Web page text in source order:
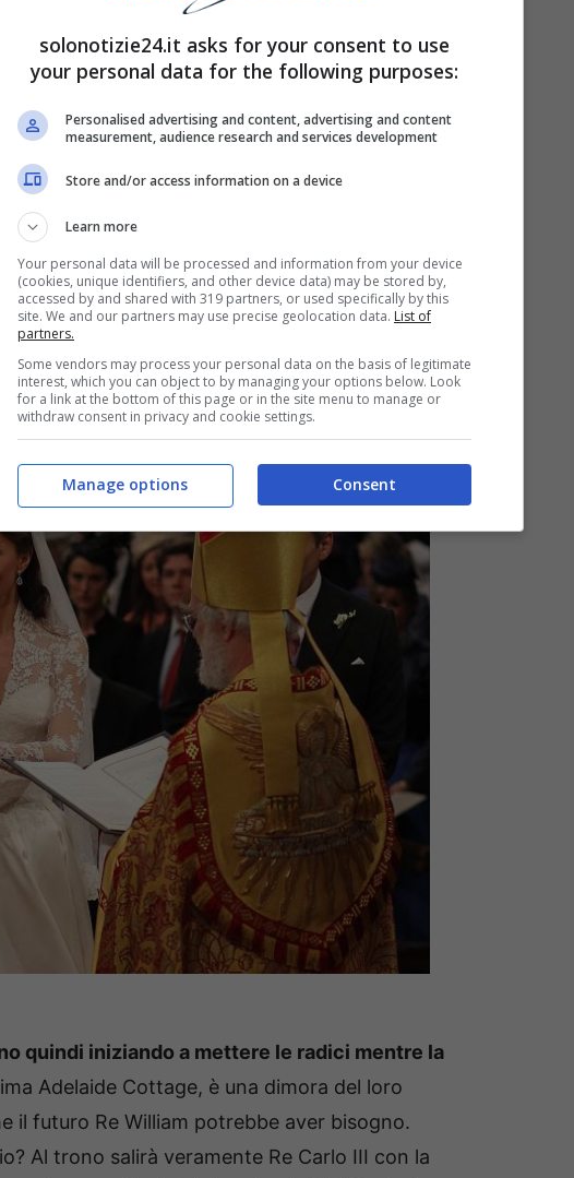
William con la moglie Kate Middleton si
castello di Windsor. A Meghan ed Harry la
Cottage che è situato nei pressi del
molto minore. Una dimora
meno di un anno dall’averla ricevuto quando
trasferiti a vivere in California.
quindi iniziando a mettere le radici mentre la
Adelaide Cottage, è una dimora del loro
il futuro Re William potrebbe aver bisogno.
Al trono salirà veramente Re Carlo III con la
solonotizie24.it asks for your consent to use
your personal data for the following purposes:
Personalised advertising and content, advertising and content
measurement, audience research and services development
Store and/or access information on a device
Learn more
Your personal data will be processed and information from your device
(cookies, unique identifiers, and other device data) may be stored by,
accessed by and shared with 319 partners, or used specifically by this
site. We and our partners may use precise geolocation data. List of
partners.
Some vendors may process your personal data on the basis of legitimate
interest, which you can object to by managing your options below. Look
for a link at the bottom of this page or in the site menu to manage or
withdraw consent in privacy and cookie settings.
Consent
Manage options